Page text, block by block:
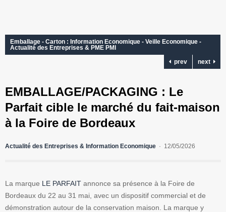
Emballage - Carton : Information Economique - Veille Economique -
Actualité des Entreprises & PME PMI
prev
next
EMBALLAGE/PACKAGING : Le
Parfait cible le marché du fait-maison
à la Foire de Bordeaux
Actualité des Entreprises & Information Economique 12/05/2026
La marque LE PARFAIT annonce sa présence à la Foire de
Bordeaux du 22 au 31 mai, avec un dispositif commercial et de
démonstration autour de la conservation maison. La marque y